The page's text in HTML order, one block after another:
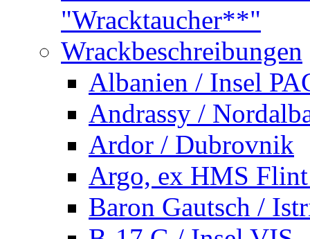
"Wracktaucher**"
Wrackbeschreibungen
Albanien / Insel
Andrassy /
Ardor / Dubrovnik
Argo, ex HMS
Baron Gautsch /